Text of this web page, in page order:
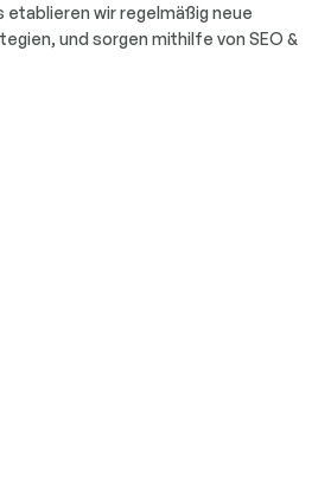
etablieren wir regelmäßig neue
und sorgen mithilfe von SEO &